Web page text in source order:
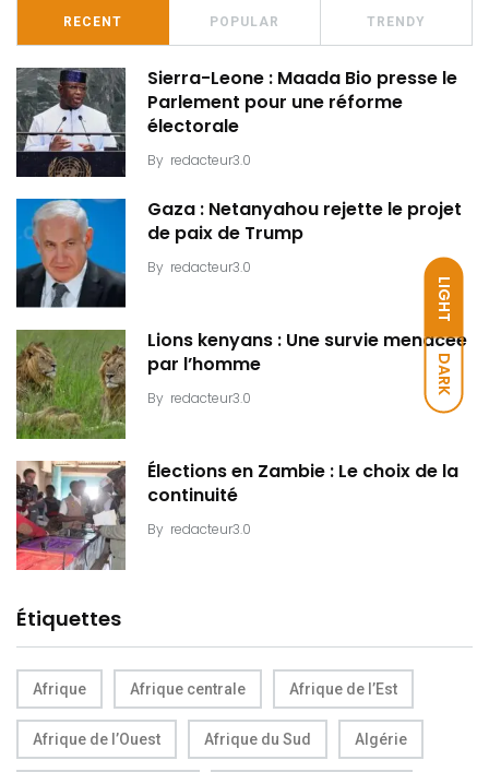
LIGHT
DARK
RECENT POPULAR TRENDY
Sierra-Leone : Maada Bio presse le
Parlement pour une réforme
électorale
By redacteur3.0
Gaza : Netanyahou rejette le projet
de paix de Trump
By redacteur3.0
Lions kenyans : Une survie menacée
par l’homme
By redacteur3.0
Élections en Zambie : Le choix de la
continuité
By redacteur3.0
Étiquettes
Afrique Afrique centrale Afrique de l’Est
Afrique de l’Ouest Afrique du Sud Algérie